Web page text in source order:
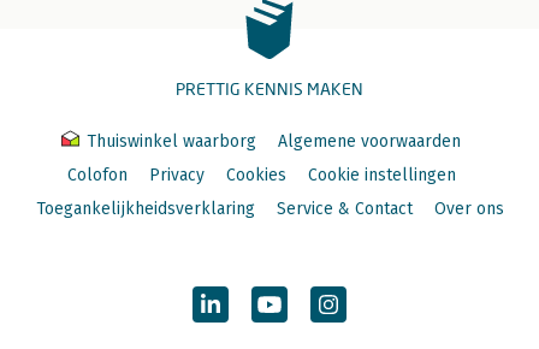
PRETTIG KENNIS MAKEN
Thuiswinkel waarborg
Algemene voorwaarden
Colofon
Privacy Cookies
Cookie instellingen
Toegankelijkheidsverklaring
Service & Contact Over ons